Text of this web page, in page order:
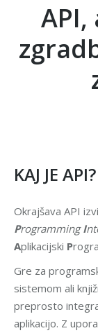
KAJ JE API?
Okrajšava API
ProgrammingI
Aplikacijski P
Gre za
sistemom ali
preprosto
aplikacijo. Z